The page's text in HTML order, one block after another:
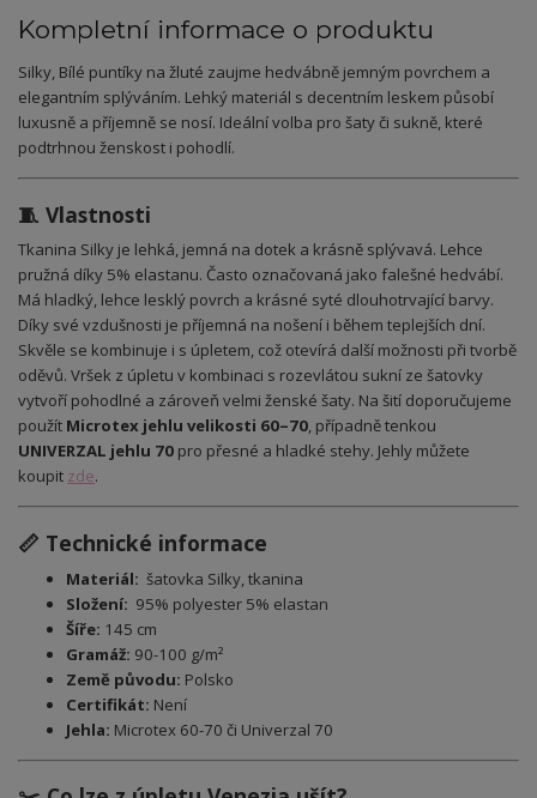
Kompletní informace o produktu
Silky, Bílé puntíky na žluté zaujme hedvábně jemným povrchem a
elegantním splýváním. Lehký materiál s decentním leskem působí
luxusně a příjemně se nosí. Ideální volba pro šaty či sukně, které
podtrhnou ženskost i pohodlí.
🧵 Vlastnosti
Tkanina Silky je lehká, jemná na dotek a krásně splývavá. Lehce
pružná díky 5% elastanu. Často označovaná jako falešné hedvábí.
Má hladký, lehce lesklý povrch a krásné syté dlouhotrvající barvy.
Díky své vzdušnosti je příjemná na nošení i během teplejších dní.
Skvěle se kombinuje i s úpletem, což otevírá další možnosti při tvorbě
oděvů. Vršek z úpletu v kombinaci s rozevlátou sukní ze šatovky
vytvoří pohodlné a zároveň velmi ženské šaty. Na šití doporučujeme
použít Microtex jehlu velikosti 60–70, případně tenkou
UNIVERZAL jehlu 70 pro přesné a hladké stehy. Jehly můžete
koupit zde.
📏 Technické informace
Materiál: šatovka Silky, tkanina
Složení: 95% polyester 5% elastan
Šíře: 145 cm
Gramáž: 90-100 g/m²
Země původu: Polsko
Certifikát: Není
Jehla: Microtex 60-70 či Univerzal 70